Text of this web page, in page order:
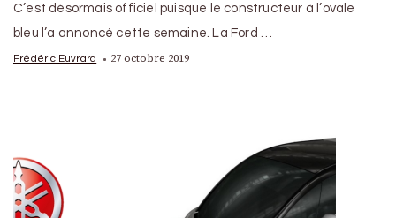
C’est désormais officiel puisque le constructeur à l’ovale
bleu l’a annoncé cette semaine. La Ford …
Frédéric Euvrard 27 octobre 2019